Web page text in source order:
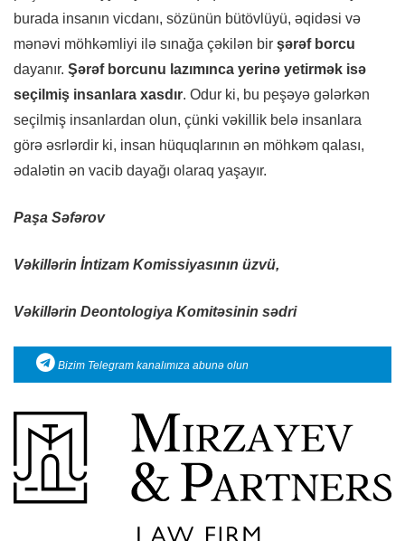
burada insanın vicdanı, sözünün bütövlüyü, əqidəsi və
mənəvi möhkəmliyi ilə sınağa çəkilən bir şərəf borcu
dayanır. Şərəf borcunu lazımınca yerinə yetirmək isə
seçilmiş insanlara xasdır. Odur ki, bu peşəyə gələrkən
seçilmiş insanlardan olun, çünki vəkillik belə insanlara
görə əsrlərdir ki, insan hüquqlarının ən möhkəm qalası,
ədalətin ən vacib dayağı olaraq yaşayır.
Paşa Səfərov
Vəkillərin İntizam Komissiyasının üzvü,
Vəkillərin Deontologiya Komitəsinin sədri
Bizim Telegram kanalımıza abunə olun